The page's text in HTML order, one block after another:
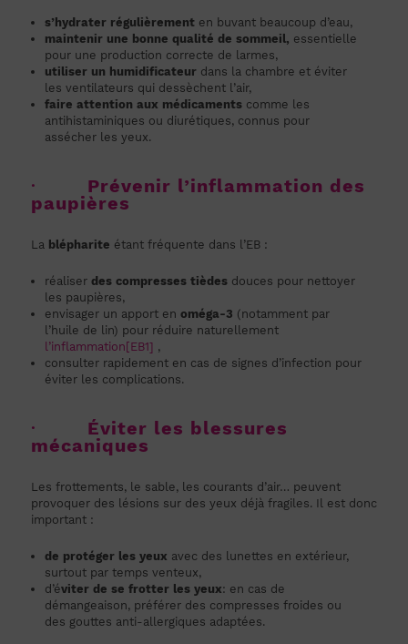
s’hydrater régulièrement en buvant beaucoup d’eau,
maintenir une bonne qualité de sommeil, essentielle
pour une production correcte de larmes,
utiliser un humidificateur dans la chambre et éviter
les ventilateurs qui dessèchent l’air,
faire attention aux médicaments comme les
antihistaminiques ou diurétiques, connus pour
assécher les yeux.
· Prévenir l’inflammation des
paupières
La blépharite étant fréquente dans l’EB :
réaliser des compresses tièdes douces pour nettoyer
les paupières,
envisager un apport en oméga-3 (notamment par
l’huile de lin) pour réduire naturellement
l’inflammation [EB1] ,
consulter rapidement en cas de signes d’infection pour
éviter les complications.
· Éviter les blessures
mécaniques
Les frottements, le sable, les courants d’air… peuvent
provoquer des lésions sur des yeux déjà fragiles. Il est donc
important :
de protéger les yeux avec des lunettes en extérieur,
surtout par temps venteux,
d’éviter de se frotter les yeux: en cas de
démangeaison, préférer des compresses froides ou
des gouttes anti-allergiques adaptées.